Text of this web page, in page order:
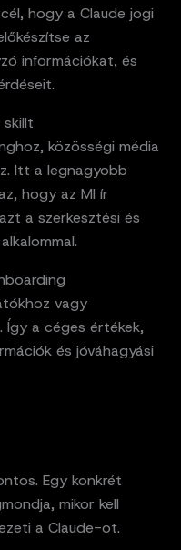
hogy a Claude jogi
az
információkat, és
közösségi média
Itt a legnagyobb
hogy az MI ír
a szerkesztési és
vagy
Így a céges értékek,
és jóváhagyási
Egy konkrét
mikor kell
a Claude-ot.